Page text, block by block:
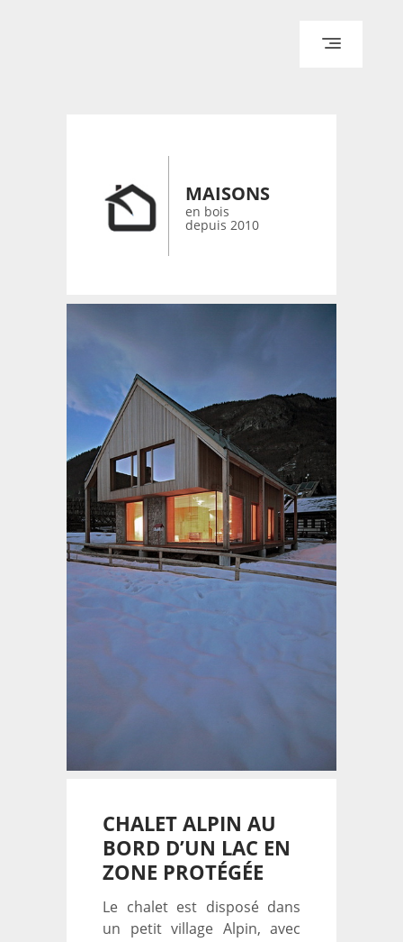
CONTACT
MAISONS
en bois
depuis 2010
CHALET ALPIN AU
BORD D’UN LAC EN
ZONE PROTÉGÉE
Le chalet est disposé dans
un petit village Alpin, avec